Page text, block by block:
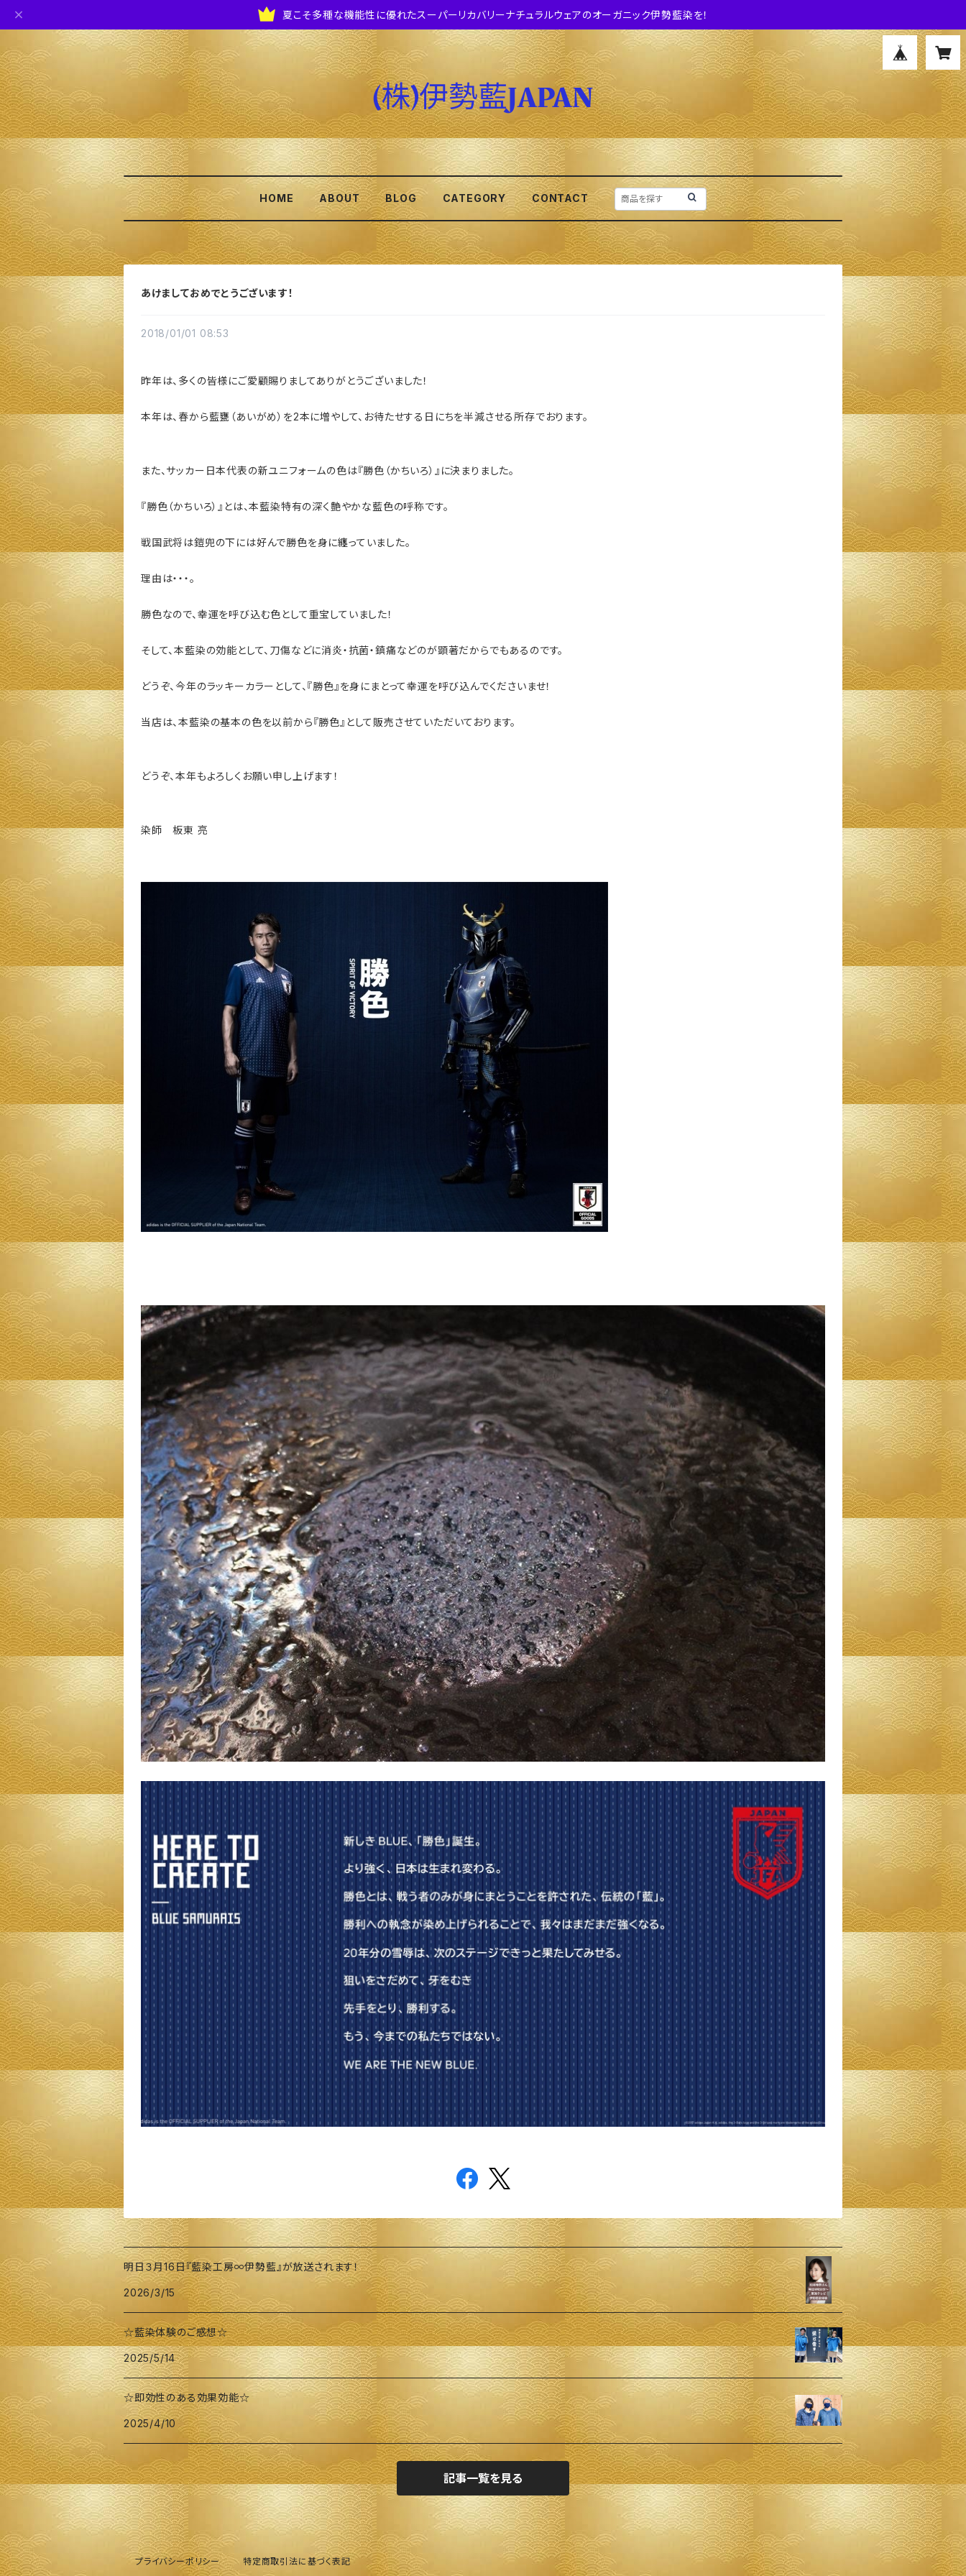
夏こそ多種な機能性に優れたスーパーリカバリーナチュラルウェアのオーガニック伊勢藍染を！
HOME ABOUT BLOG CATEGORY CONTACT
あけましておめでとうございます！
2018/01/01 08:53
昨年は、多くの皆様にご愛顧賜りましてありがとうございました！
本年は、春から藍甕（あいがめ）を2本に増やして、お待たせする日にちを半減させる所存でおります。
また、サッカー日本代表の新ユニフォームの色は『勝色（かちいろ）』に決まりました。
『勝色（かちいろ）』とは、本藍染特有の深く艶やかな藍色の呼称です。
戦国武将は鎧兜の下には好んで勝色を身に纏っていました。
理由は・・・。
勝色なので、幸運を呼び込む色として重宝していました！
そして、本藍染の効能として、刀傷などに消炎・抗菌・鎮痛などのが顕著だからでもあるのです。
どうぞ、今年のラッキーカラーとして、『勝色』を身にまとって幸運を呼び込んでくださいませ！
当店は、本藍染の基本の色を以前から『勝色』として販売させていただいております。
どうぞ、本年もよろしくお願い申し上げます！
染師 板東 亮
明日３月16日『藍染工房∞伊勢藍』が放送されます！
2026/3/15
☆藍染体験のご感想☆
2025/5/14
☆即効性のある効果効能☆
2025/4/10
記事一覧を見る
プライバシーポリシー 特定商取引法に基づく表記